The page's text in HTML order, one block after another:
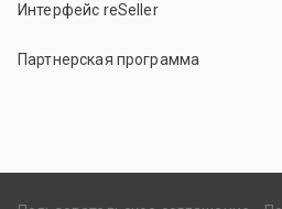
Интерфейс reSeller
Партнерская программа